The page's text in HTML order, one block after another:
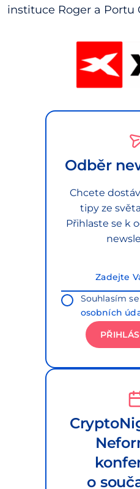
instituce Roger a Portu
Odběr
Chcete
tipy ze
Přihlaste se k
Souhlasím
osobních
o